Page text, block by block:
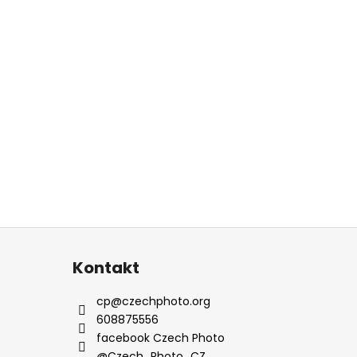
Kontakt
cp@czechphoto.org
608875556
facebook Czech Photo